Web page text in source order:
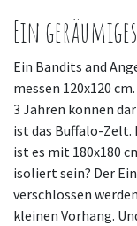
Ein
Ein Bandits and
messen 120x120
3 Jahren können
ist das Buffalo-Zelt.
ist es mit 180x180
isoliert sein? Der
verschlossen
kleinen Vorhang.